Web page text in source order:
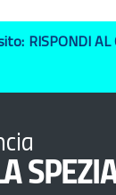
RISPONDI AL
SPEZIA